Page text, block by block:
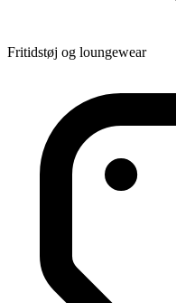
Fritidstøj og loungewear